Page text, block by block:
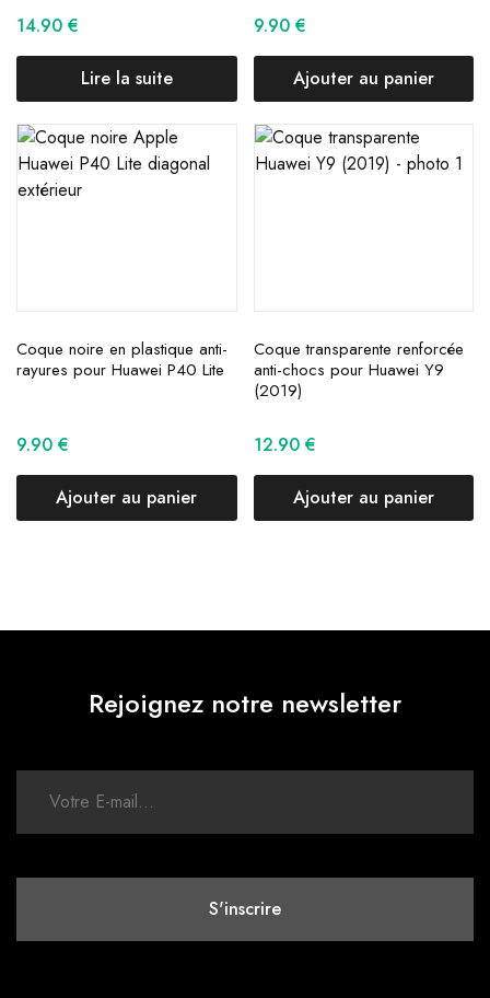
14.90 €
Lire la suite
9.90 €
Ajouter au panier
Coque noire en plastique anti-
rayures pour Huawei P40 Lite
9.90 €
Ajouter au panier
Coque transparente renforcée
anti-chocs pour Huawei Y9
(2019)
12.90 €
Ajouter au panier
Rejoignez notre newsletter